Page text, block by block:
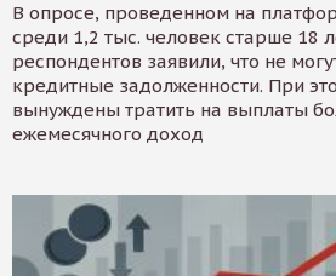
В опросе, проведенном на
среди 1,2 тыс. человек старше 18
респондентов заявили, что не
кредитные задолженности. При
вынуждены тратить на выплаты
ежемесячного доход